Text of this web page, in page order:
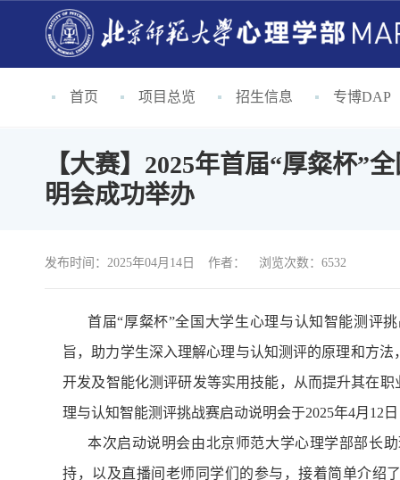
首页 项目总览 招生信息 专博DAP
【大赛】2025年首届“厚粲杯”
明会成功举办
发布时间：2025年04月14日 作者： 浏览次数：6532
首届“厚粲杯”全国大学生心理与认知智能测评
旨，助力学生深入理解心理与认知测评的原理和方
开发及智能化测评研发等实用技能，从而提升其在
理与认知智能测评挑战赛启动说明会于2025年4月12
本次启动说明会由北京师范大学心理学部部长
持，以及直播间老师同学们的参与，接着简单介绍